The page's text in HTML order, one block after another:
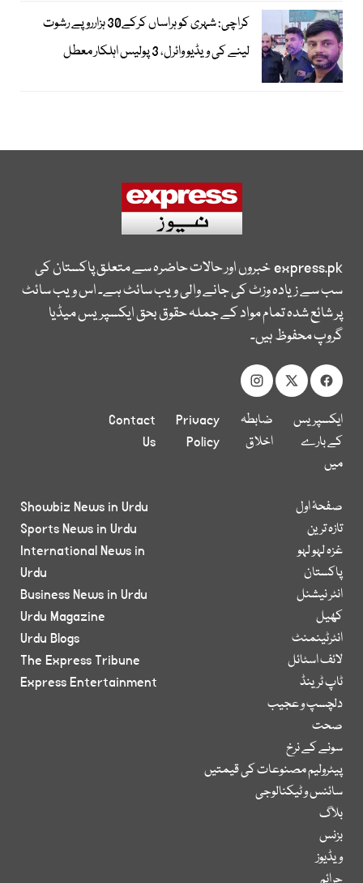
کراچی: شہری کو ہراساں کرکے30 ہزارروپے رشوت
لینے کی ویڈیو وائرل، 3 پولیس اہلکار معطل
express.pkخبروں اور حالات حاضرہ سے متعلق پاکستان کی
سب سے زیادہ وزٹ کی جانے والی ویب سائٹ ہے۔ اس ویب سائٹ
پر شائع شدہ تمام مواد کے جملہ حقوق بحق ایکسپریس میڈیا
گروپ محفوظ ہیں۔
ایکسپریس
کے بارے
میں
ضابطہ
اخلاق
Privacy
Policy
Contact
Us
صفحۂ اول
تازہ ترین
غزہ لہو لہو
پاکستان
انٹر نیشنل
کھیل
انٹرٹینمنٹ
لائف اسٹائل
ٹاپ ٹرینڈ
دلچسپ و عجیب
صحت
سونے کے نرخ
پیٹرولیم مصنوعات کی قیمتیں
سائنس و ٹیکنالوجی
بلاگ
بزنس
ویڈیوز
Showbiz News in Urdu
Sports News in Urdu
International News in
Urdu
Business News in Urdu
Urdu Magazine
Urdu Blogs
The Express Tribune
Express Entertainment